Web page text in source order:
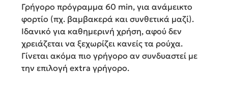
Γρήγορο πρόγραμμα 60 min, για ανάμεικτο
φορτίο (πχ. βαμβακερά και συνθετικά μαζί).
Ιδανικό για καθημερινή χρήση, αφού δεν
χρειάζεται να ξεχωρίζει κανείς τα ρούχα.
Γίνεται ακόμα πιο γρήγορο αν συνδυαστεί με
την επιλογή extra γρήγορο.